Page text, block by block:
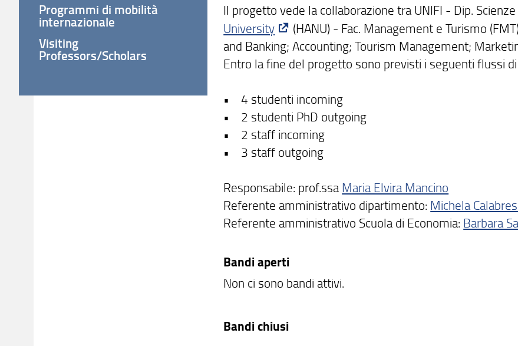
Il progetto vede la collaborazione tra UNIFI - Dip. Scienze
University
(HANU) - Fac. Management e Turismo
and Banking; Accounting; Tourism Management;
Entro la fine del progetto sono previsti i seguenti flussi
• 4 studenti incoming
• 2 studenti PhD outgoing
• 2 staff incoming
• 3 staff outgoing
Responsabile: prof.ssa Maria Elvira Mancino
Referente amministrativo dipartimento: Michela
Referente amministrativo Scuola di Economia: Barbara
Bandi aperti
Non ci sono bandi attivi.
Bandi chiusi
Programmi di mobilità
internazionale
Visiting
Professors/Scholars